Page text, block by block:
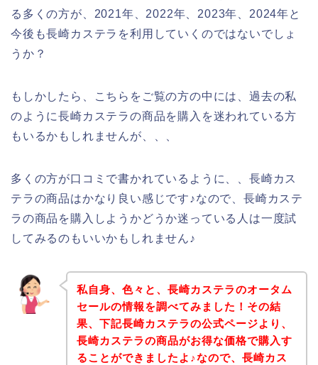
る多くの方が、2021年、2022年、2023年、2024年と
今後も長崎カステラを利用していくのではないでしょ
うか？
もしかしたら、こちらをご覧の方の中には、過去の私
のように長崎カステラの商品を購入を迷われている方
もいるかもしれませんが、、、
多くの方が口コミで書かれているように、、長崎カス
テラの商品はかなり良い感じです♪なので、長崎カステ
ラの商品を購入しようかどうか迷っている人は一度試
してみるのもいいかもしれません♪
私自身、色々と、長崎カステラのオータム
セールの情報を調べてみました！その結
果、下記長崎カステラの公式ページより、
長崎カステラの商品がお得な価格で購入す
ることができましたよ♪なので、長崎カス